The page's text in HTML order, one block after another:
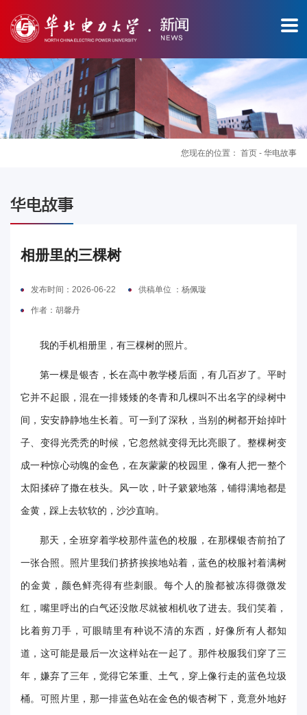
您现在的位置： 首页 - 华电故事
华电故事
相册里的三棵树
发布时间：2026-06-22 供稿单位 ：杨佩璇
作者：胡馨丹
我的手机相册里，有三棵树的照片。
第一棵是银杏，长在高中教学楼后面，有几百岁了。平时
它并不起眼，混在一排矮矮的冬青和几棵叫不出名字的绿树中
间，安安静静地生长着。可一到了深秋，当别的树都开始掉叶
子、变得光秃秃的时候，它忽然就变得无比亮眼了。整棵树变
成一种惊心动魄的金色，在灰蒙蒙的校园里，像有人把一整个
太阳揉碎了撒在枝头。风一吹，叶子簌簌地落，铺得满地都是
金黄，踩上去软软的，沙沙直响。
那天，全班穿着学校那件蓝色的校服，在那棵银杏前拍了
一张合照。照片里我们挤挤挨挨地站着，蓝色的校服衬着满树
的金黄，颜色鲜亮得有些刺眼。每个人的脸都被冻得微微发
红，嘴里呼出的白气还没散尽就被相机收了进去。我们笑着，
比着剪刀手，可眼睛里有种说不清的东西，好像所有人都知
道，这可能是最后一次这样站在一起了。那件校服我们穿了三
年，嫌弃了三年，觉得它笨重、土气，穿上像行走的蓝色垃圾
桶。可照片里，那一排蓝色站在金色的银杏树下，竟意外地好